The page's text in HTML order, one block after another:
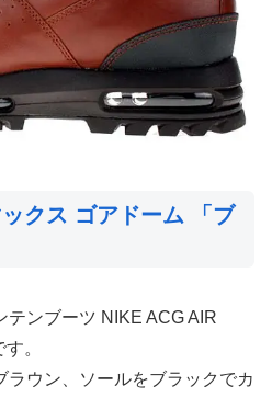
クス ゴアドーム 「ブ
テンブーツ NIKE ACG AIR
。
ラウン、ソールをブラックでカ